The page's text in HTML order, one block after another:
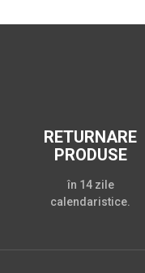
RETURNARE
PRODUSE
în 14 zile
calendaristice.